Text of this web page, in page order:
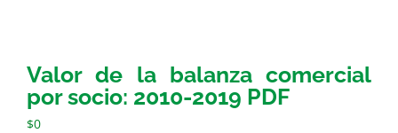
Valor de la balanza comercial
por socio: 2010-2019 PDF
$0